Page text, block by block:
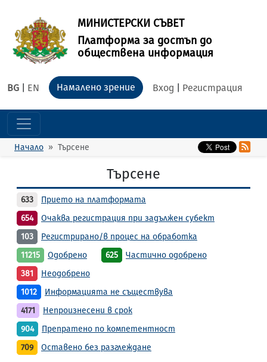
МИНИСТЕРСКИ СЪВЕТ
Платформа за достъп до
обществена информация
BG EN Вход Регистрация
Намалено зрение
Начало Търсене
Търсене
633
Прието на платформата
654
Очаква регистрация при задължен субект
103
Регистрирано/в процес на обработка
11215
Одобрено 625
Частично одобрено
381
Неодобрено
1012
Информацията не съществува
4171
Непроизнесени в срок
904
Препратено по компетентност
709
Оставено без разглеждане